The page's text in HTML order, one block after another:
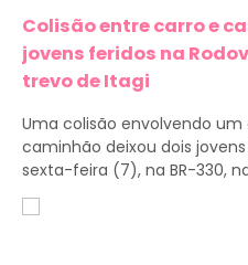
Colisão entre carro e
jovens feridos na
trevo de Itagi
Uma colisão envolvendo
caminhão deixou dois
sexta-feira (7), na BR-330,